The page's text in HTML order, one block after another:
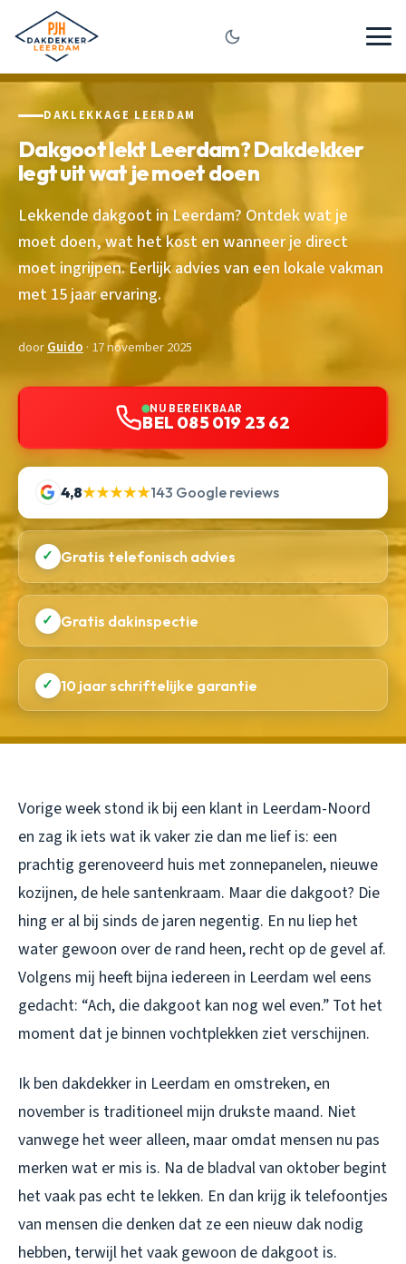
DAKLEKKAGE LEERDAM
Dakgoot lekt Leerdam? Dakdekker
legt uit wat je moet doen
Lekkende dakgoot in Leerdam? Ontdek wat je
moet doen, wat het kost en wanneer je direct
moet ingrijpen. Eerlijk advies van een lokale vakman
met 15 jaar ervaring.
doorGuido · 17 november 2025
NU BEREIKBAAR
BEL 085 019 23 62
4,8★★★★★143 Google reviews
✓ Gratis telefonisch advies
✓ Gratis dakinspectie
✓ 10 jaar schriftelijke garantie
Vorige week stond ik bij een klant in Leerdam-Noord
en zag ik iets wat ik vaker zie dan me lief is: een
prachtig gerenoveerd huis met zonnepanelen, nieuwe
kozijnen, de hele santenkraam. Maar die dakgoot? Die
hing er al bij sinds de jaren negentig. En nu liep het
water gewoon over de rand heen, recht op de gevel af.
Volgens mij heeft bijna iedereen in Leerdam wel eens
gedacht: “Ach, die dakgoot kan nog wel even.” Tot het
moment dat je binnen vochtplekken ziet verschijnen.
Ik ben dakdekker in Leerdam en omstreken, en
november is traditioneel mijn drukste maand. Niet
vanwege het weer alleen, maar omdat mensen nu pas
merken wat er mis is. Na de bladval van oktober begint
het vaak pas echt te lekken. En dan krijg ik telefoontjes
van mensen die denken dat ze een nieuw dak nodig
hebben, terwijl het vaak gewoon de dakgoot is.